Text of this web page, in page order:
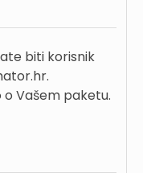
biti korisnik
o Vašem paketu.